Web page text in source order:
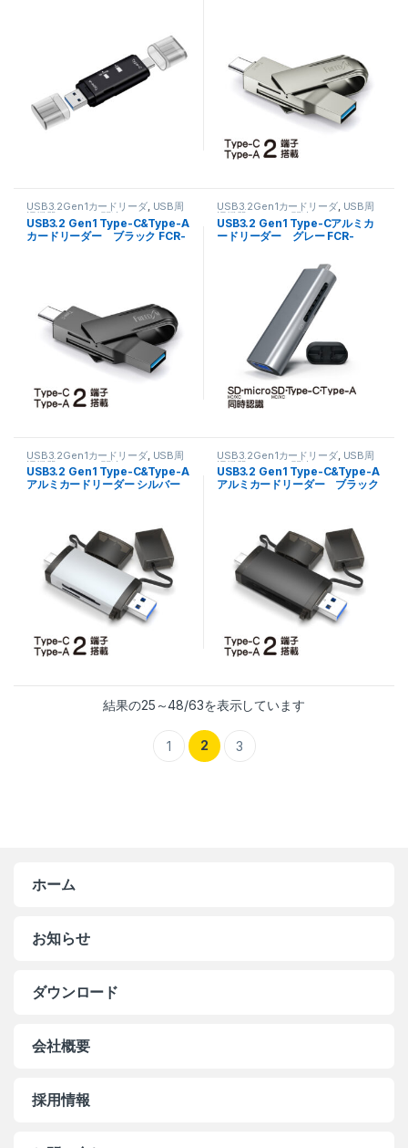
USB3.2Gen1カードリーダ, USB周
辺機器 ,パソコン関連
USB3.2 Gen1 Type-C&Type-A
カードリーダー ブラック FCR-
USB3.2Gen1カードリーダ, USB周
辺機器 ,パソコン関連
USB3.2 Gen1 Type-Cアルミカ
ードリーダー グレー FCR-
USB3.2Gen1カードリーダ, USB周
辺機器 ,パソコン関連
USB3.2 Gen1 Type-C&Type-A
アルミカードリーダー シルバー
USB3.2Gen1カードリーダ, USB周
辺機器 ,パソコン関連
USB3.2 Gen1 Type-C&Type-A
アルミカードリーダー ブラック
結果の25～48/63を表示しています新しい順
1 2 3
ホーム
お知らせ
ダウンロード
会社概要
採用情報